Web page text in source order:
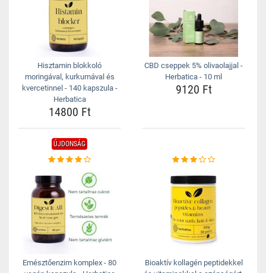
Hisztamin blokkoló
moringával, kurkumával és
kvercetinnel - 140 kapszula -
Herbatica
14800 Ft
CBD cseppek 5% olivaolajjal -
Herbatica - 10 ml
9120 Ft
ÚJDONSÁG
Emésztőenzim komplex - 80
Bioaktív kollagén peptidekkel